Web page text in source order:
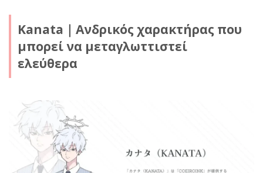
Kanata｜Ανδρικός χαρακτήρας που
μπορεί να μεταγλωττιστεί
ελεύθερα